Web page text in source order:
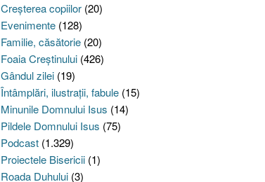
Creşterea copiilor(20)
Evenimente(128)
Familie, căsătorie(20)
Foaia Creştinului(426)
Gândul zilei(19)
Întâmplări, ilustraţii, fabule(15)
Minunile Domnului Isus (14)
Pildele Domnului Isus (75)
Podcast(1.329)
Proiectele Bisericii(1)
Roada Duhului(3)